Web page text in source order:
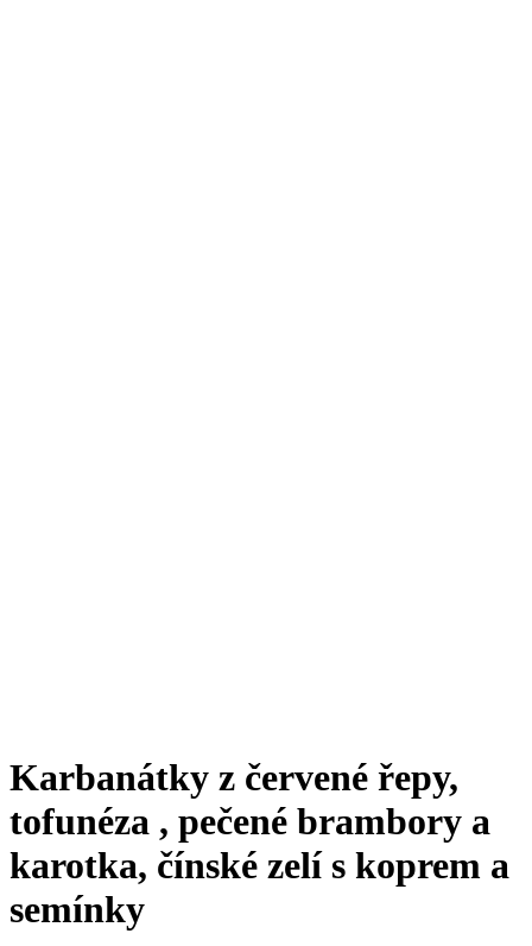
Karbanátky z červené řepy,
tofunéza , pečené brambory a
karotka, čínské zelí s koprem a
semínky